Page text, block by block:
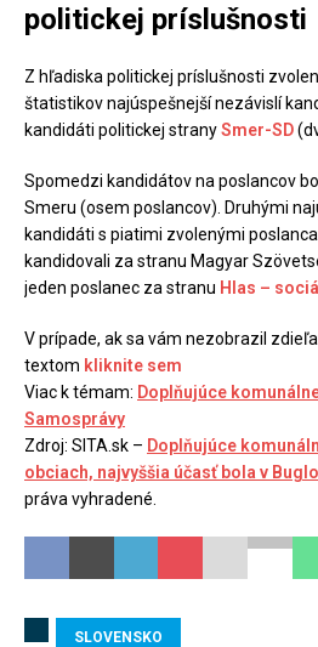
politickej príslušnosti
Z hľadiska politickej príslušnosti
štatistikov najúspešnejší nezávislí
kandidáti politickej stranySmer-SD
Spomedzi kandidátov na poslancov
Smeru (osem poslancov). Druhými
kandidáti s piatimi zvolenými
kandidovali za stranu Magyar
jeden poslanec za stranu Hlas –
V prípade, ak sa vám nezobrazil
textom kliknite sem
Viac k témam: Doplňujúce
Samosprávy
Zdroj: SITA.sk – Doplňujúce
obciach, najvyššia účasť bola v
práva vyhradené.
SLOVENSKO